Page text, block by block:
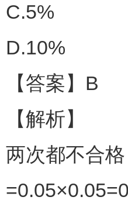
C.5%
D.10%
【答案】B
【解析】
两次都不合